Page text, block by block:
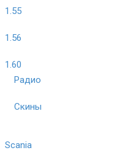
1.55
1.56
1.60
Радио
Скины
Scania